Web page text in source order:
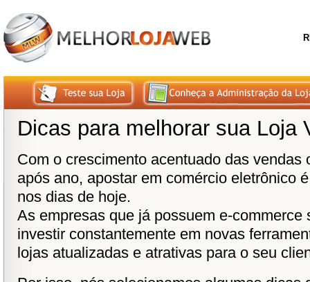
Dicas para melhorar sua Loja
Com o crescimento acentuado das vendas
após ano, apostar em comércio eletrônico
nos dias de hoje.
As empresas que já possuem e-commerce
investir constantemente em novas
lojas atualizadas e atrativas para o seu